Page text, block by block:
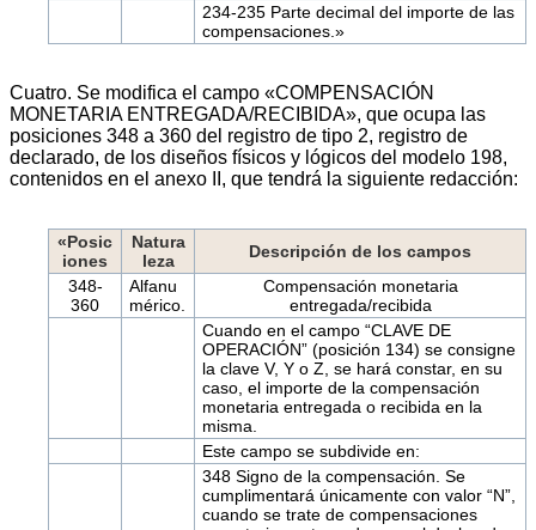
234-235 Parte decimal del importe de las
compensaciones.»
Cuatro. Se modifica el campo «COMPENSACIÓN
MONETARIA ENTREGADA/RECIBIDA», que ocupa las
posiciones 348 a 360 del registro de tipo 2, registro de
declarado, de los diseños físicos y lógicos del modelo 198,
contenidos en el anexo II, que tendrá la siguiente redacción:
«Posic
iones
Natura
leza
Descripción de los campos
348-
360
Alfanu
mérico.
Compensación monetaria
entregada/recibida
Cuando en el campo “CLAVE DE
OPERACIÓN” (posición 134) se consigne
la clave V, Y o Z, se hará constar, en su
caso, el importe de la compensación
monetaria entregada o recibida en la
misma.
Este campo se subdivide en:
348 Signo de la compensación. Se
cumplimentará únicamente con valor “N”,
cuando se trate de compensaciones